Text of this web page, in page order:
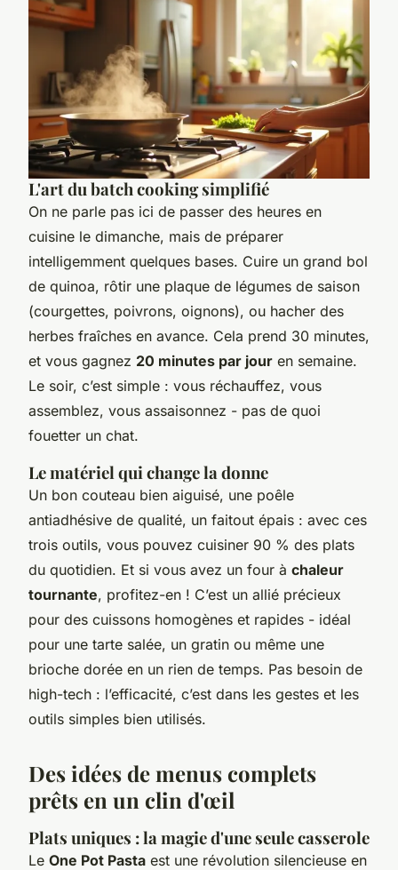
L'art du batch cooking simplifié
On ne parle pas ici de passer des heures en
cuisine le dimanche, mais de préparer
intelligemment quelques bases. Cuire un grand bol
de quinoa, rôtir une plaque de légumes de saison
(courgettes, poivrons, oignons), ou hacher des
herbes fraîches en avance. Cela prend 30 minutes,
et vous gagnez 20 minutes par jour en semaine.
Le soir, c’est simple : vous réchauffez, vous
assemblez, vous assaisonnez - pas de quoi
fouetter un chat.
Le matériel qui change la donne
Un bon couteau bien aiguisé, une poêle
antiadhésive de qualité, un faitout épais : avec ces
trois outils, vous pouvez cuisiner 90 % des plats
du quotidien. Et si vous avez un four à chaleur
tournante, profitez-en ! C’est un allié précieux
pour des cuissons homogènes et rapides - idéal
pour une tarte salée, un gratin ou même une
brioche dorée en un rien de temps. Pas besoin de
high-tech : l’efficacité, c’est dans les gestes et les
outils simples bien utilisés.
Des idées de menus complets
prêts en un clin d'œil
Plats uniques : la magie d'une seule casserole
Le One Pot Pasta est une révolution silencieuse en